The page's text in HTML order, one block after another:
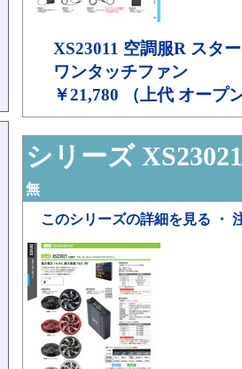
XS23011 空調服R スタ
ワンタッチファン
￥21,780 （上代 オープ
シリーズ XS23021
無
このシリーズの詳細を見る ・